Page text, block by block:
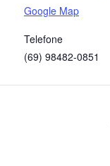
Google Map
Telefone
(69) 98482-0851